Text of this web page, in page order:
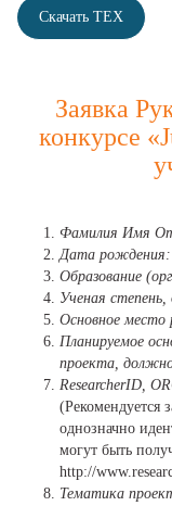
Скачать TEX
Заявка
конкурсе
Фамилия Имя
Дата рождения:
Образование
Ученая
Основное
Планируемое
проекта,
ResearcherID,
(Рекомендуется
однозначно
могут быть
http://
Тематика